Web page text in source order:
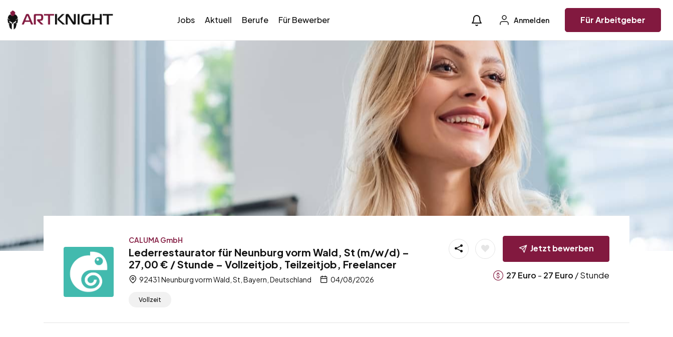
Jobs Aktuell Berufe Für Bewerber Anmelden Für Arbeitgeber
CALUMA GmbH
Lederrestaurator für Neunburg vorm Wald, St (m/w/d) –
27,00 € / Stunde – Vollzeitjob, Teilzeitjob, Freelancer
92431 Neunburg vorm Wald, St, Bayern, Deutschland 04/08/2026
Vollzeit
Jetzt bewerben
27 Euro - 27 Euro / Stunde